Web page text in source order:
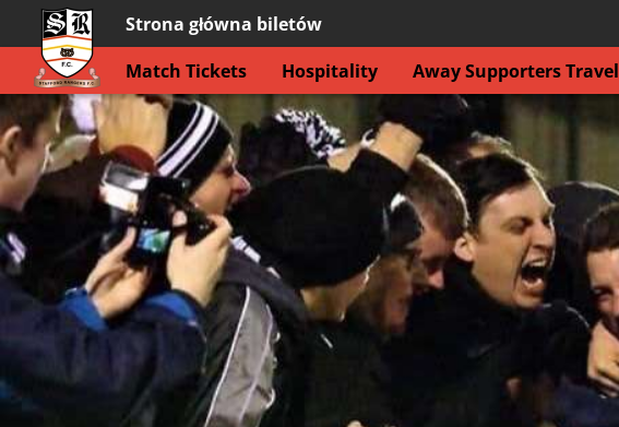
Strona główna biletów
Match Tickets
Hospitality Away Supporters Travel